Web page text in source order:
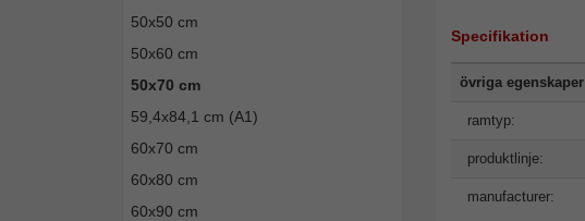
50x50 cm
50x60 cm
50x70 cm
59,4x84,1 cm (A1)
60x70 cm
60x80 cm
60x90 cm
Specifikation
övriga egenskaper
ramtyp:
produktlinje:
manufacturer: